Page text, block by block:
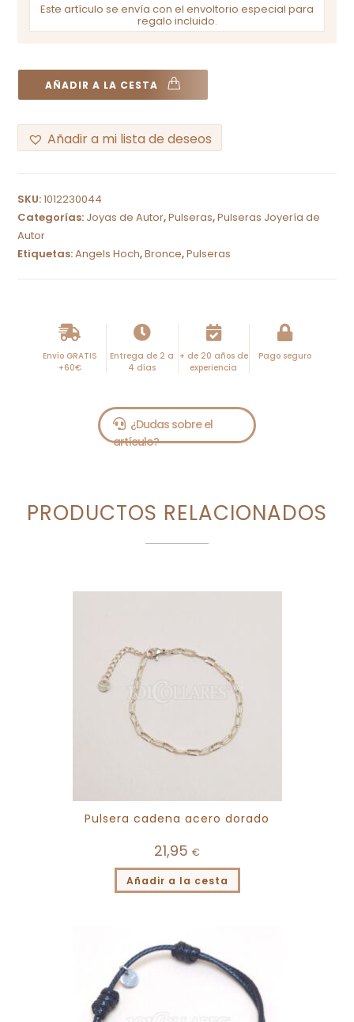
Este artículo se envía con el envoltorio especial para
regalo incluido.
AÑADIR A LA CESTA
Añadir a mi lista de deseos
t
e
r
SKU:1012230044
Categorías: Joyas de Autor,Pulseras,Pulseras Joyería de
Autor
Etiquetas:Angels Hoch,Bronce,Pulseras
Envío GRATIS
+60€
Entrega de 2 a
4 días
+ de 20 años de
experiencia
Pago seguro
PRODUCTOS RELACIONADOS
Pulsera cadena acero dorado
21,95 €
Añadir a la cesta